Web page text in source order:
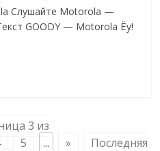
Слушайте Motorola —
GOODY — Motorola Ёу!
3 из
5 ... » Последняя